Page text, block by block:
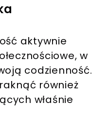
aktywnie
w
codzienność.
również
właśnie